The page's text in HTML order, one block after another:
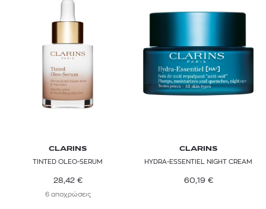
CLARINS
TINTED OLEO-SERUM
28,42 €
6 αποχρώσεις
CLARINS
HYDRA-ESSENTIEL NIGHT CREAM
60,19 €